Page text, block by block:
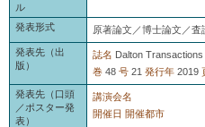
ル
発表形式
原著論文／博士論文／査
発表先（出
版）
誌名 Dalton Transactions
巻 48 号 21 発行年 2019
発表先（口頭
／ポスター発
表）
講演会名
開催日 開催都市